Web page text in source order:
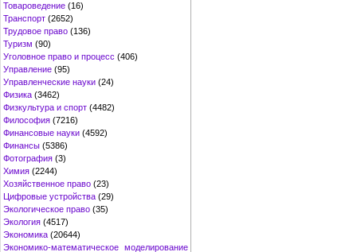
Товароведение (16)
Транспорт (2652)
Трудовое право (136)
Туризм (90)
Уголовное право и процесс (406)
Управление (95)
Управленческие науки (24)
Физика (3462)
Физкультура и спорт (4482)
Философия (7216)
Финансовые науки (4592)
Финансы (5386)
Фотография (3)
Химия (2244)
Хозяйственное право (23)
Цифровые устройства (29)
Экологическое право (35)
Экология (4517)
Экономика (20644)
Экономико-математическое моделирование